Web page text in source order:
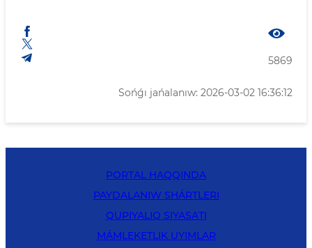
5869
Sońǵı jańalanıw: 2026-03-02 16:36:12
PORTAL HAQQINDA
PAYDALANIW SHÁRTLERI
QUPIYALIQ SIYASATI
MÁMLEKETLIK UYIMLAR